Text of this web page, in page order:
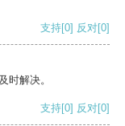
支持[0] 反对[0]
时解决。
支持[0] 反对[0]